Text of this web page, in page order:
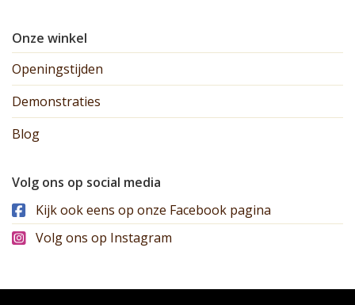
Onze winkel
Openingstijden
Demonstraties
Blog
Volg ons op social media
Kijk ook eens op onze Facebook pagina
Volg ons op Instagram